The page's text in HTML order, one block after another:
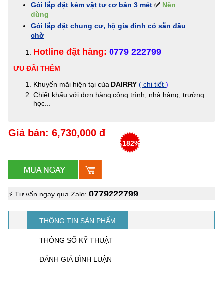
Gói lắp đặt kèm vật tư cơ bản 3 mét ✅ Nên
dùng
Gói lắp đặt chung cư, hộ gia đình có sẵn đầu
chờ
Hotline đặt hàng: 0779 222799
ƯU ĐÃI THÊM
Khuyến mãi hiện tại của DAIRRY ( chi tiết )
Chiết khấu với đơn hàng công trình, nhà hàng, trường
học...
Giá bán: 6,730,000 đ
-182%
⚡ Tư vấn ngay qua Zalo: 0779222799
THÔNG TIN SẢN PHẨM
THÔNG SỐ KỸ THUẬT
ĐÁNH GIÁ BÌNH LUẬN